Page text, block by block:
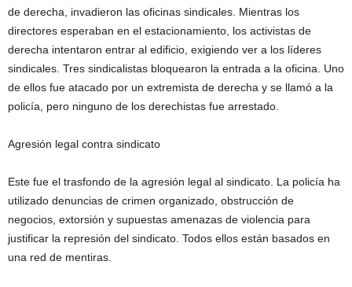
de derecha, invadieron las oficinas sindicales. Mientras los
directores esperaban en el estacionamiento, los activistas de
derecha intentaron entrar al edificio, exigiendo ver a los líderes
sindicales. Tres sindicalistas bloquearon la entrada a la oficina. Uno
de ellos fue atacado por un extremista de derecha y se llamó a la
policía, pero ninguno de los derechistas fue arrestado.
Agresión legal contra sindicato
Este fue el trasfondo de la agresión legal al sindicato. La policía ha
utilizado denuncias de crimen organizado, obstrucción de
negocios, extorsión y supuestas amenazas de violencia para
justificar la represión del sindicato. Todos ellos están basados ​​en
una red de mentiras.